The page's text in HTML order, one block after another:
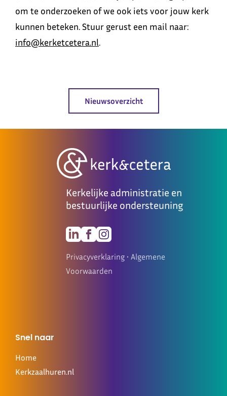
om te onderzoeken of we ook iets voor jouw kerk
kunnen beteken. Stuur gerust een mail naar:
info@kerketcetera.nl.
Nieuwsoverzicht
Kerkelijke administratie en
bestuurlijke ondersteuning
Privacyverklaring • Algemene
Voorwaarden
Snel naar
Home
Kerkzaalhuren.nl